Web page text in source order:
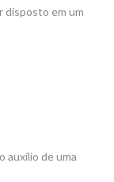
disposto em um
auxílio de uma